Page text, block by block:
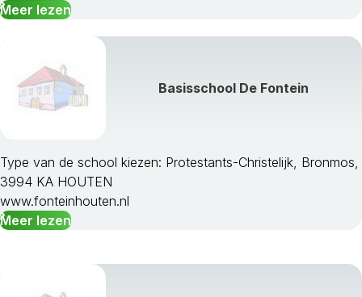
Meer lezen
Basisschool De Fontein
Type van de school kiezen: Protestants-Christelijk, Bronmos,
3994 KA HOUTEN
www.fonteinhouten.nl
Meer lezen